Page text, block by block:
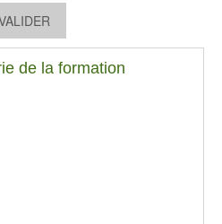
de la formation